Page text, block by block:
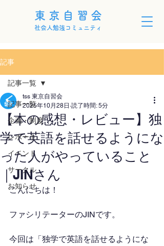
東京自習会
社会人勉強コミュニティ
記事
記事一覧
企画・制度
レポート
イベント
サークル
お知らせ
記事一覧
【本の感想・レビュー】独
学で英語を話せるようにな
った人がやっていること
｜JINさん
tss 東京自習会
2025年10月28日 読了時間: 5分
こんにちは！
ファシリテーターのJINです。
今回は「独学で英語を話せるようにな